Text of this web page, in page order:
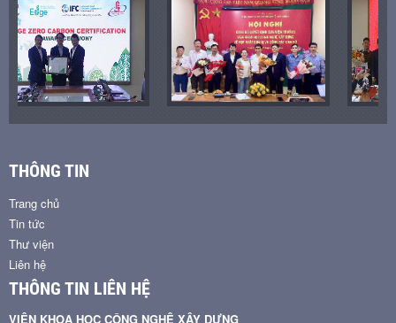
THÔNG TIN
Trang chủ
Tin tức
Thư viện
Liên hệ
THÔNG TIN LIÊN HỆ
VIỆN KHOA HỌC CÔNG NGHỆ XÂY DỰNG